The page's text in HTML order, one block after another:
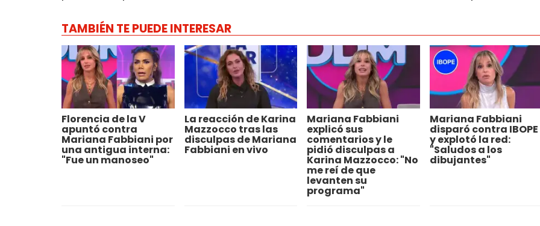
TAMBIÉN TE PUEDE INTERESAR
Florencia de la V
apuntó contra
Mariana Fabbiani por
una antigua interna:
"Fue un manoseo"
La reacción de Karina
Mazzocco tras las
disculpas de Mariana
Fabbiani en vivo
Mariana Fabbiani
explicó sus
comentarios y le
pidió disculpas a
Karina Mazzocco: "No
me reí de que
levanten su
programa"
Mariana Fabbiani
disparó contra IBOPE
y explotó la red:
"Saludos a los
dibujantes"